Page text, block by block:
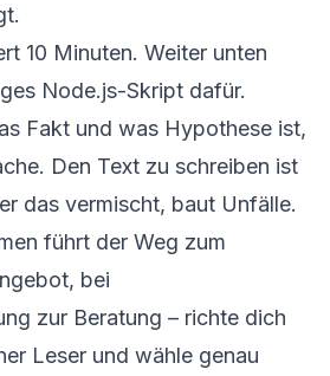
10 Minuten. Weiter unten
Node.js-Skript dafür.
Fakt und was Hypothese ist,
Den Text zu schreiben ist
das vermischt, baut Unfälle.
führt der Weg zum
bei
zur Beratung – richte dich
Leser und wähle genau